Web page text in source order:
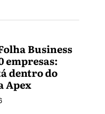
Business
empresas:
dentro do
Apex